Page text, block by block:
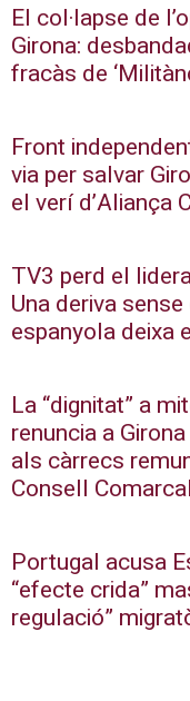
El col·lapse de
Girona:
fracàs de
Front
via per salvar
el verí d’Aliança
TV3 perd el
Una deriva
espanyola deixa
La “dignitat” a
renuncia a
als càrrecs
Consell Comarcal
Portugal acusa
“efecte crida”
regulació”